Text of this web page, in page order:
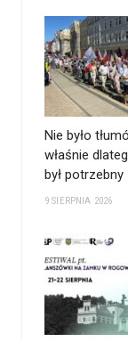
Nie było
właśnie
był potrzebny
9 SIERPNIA 2026